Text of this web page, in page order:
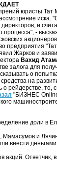
юристы Тат
иска.
и
процесса", -
предприятия
Жарков и
Вахид
залога для
о
на
о рейдерстве, то,
"БИЗНЕС
доли в
и
внести